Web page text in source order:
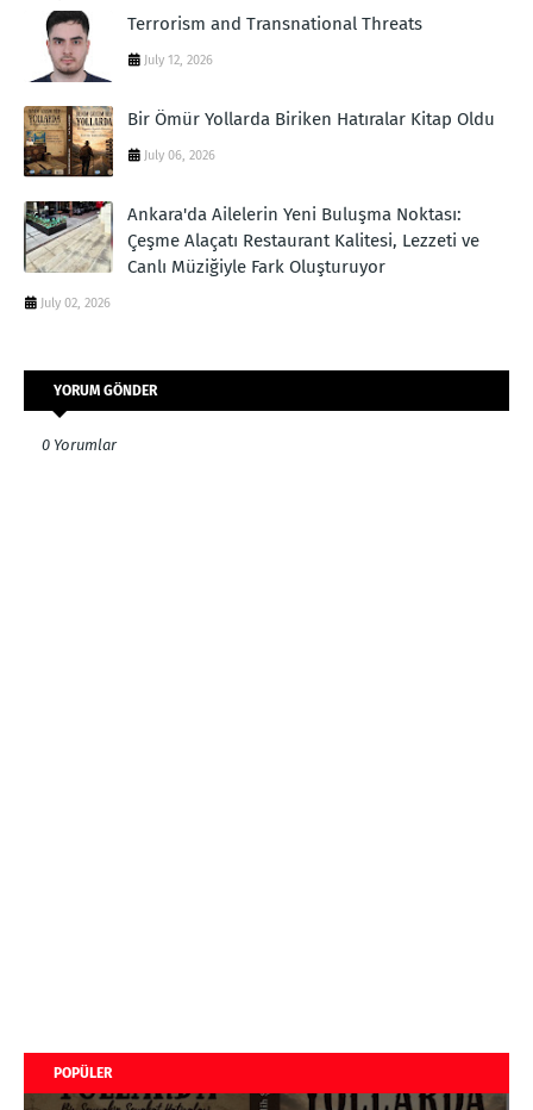
Terrorism and Transnational Threats
July 12, 2026
Bir Ömür Yollarda Biriken Hatıralar Kitap Oldu
July 06, 2026
Ankara'da Ailelerin Yeni Buluşma Noktası:
Çeşme Alaçatı Restaurant Kalitesi, Lezzeti ve
Canlı Müziğiyle Fark Oluşturuyor
July 02, 2026
YORUM GÖNDER
0 Yorumlar
POPÜLER